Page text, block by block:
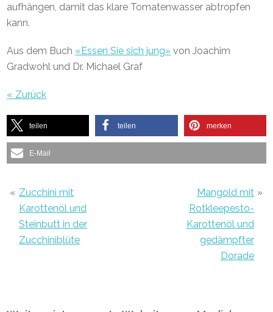
aufhängen, damit das klare Tomatenwasser abtropfen
kann.
Aus dem Buch «Essen Sie sich jung» von Joachim
Gradwohl und Dr. Michael Graf
« Zurück
teilen teilen merken
E-Mail
« Zucchini mit
Karottenöl und
Steinbutt in der
Zucchiniblüte
Mangold mit
Rotkleepesto-
Karottenöl und
gedämpfter
Dorade
»